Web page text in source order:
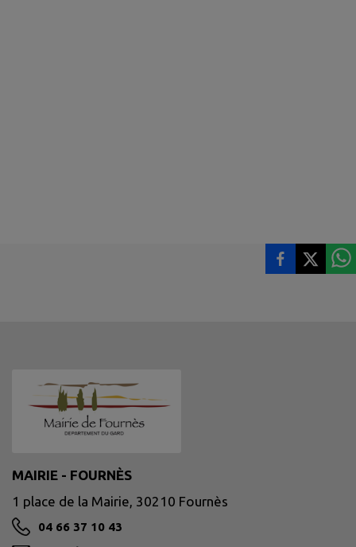
MAIRIE - FOURNÈS
1 place de la Mairie, 30210 Fournès
04 66 37 10 43